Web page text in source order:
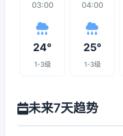
03:00
24°
1-3级
04:00
25°
1-3级
未来7天趋势